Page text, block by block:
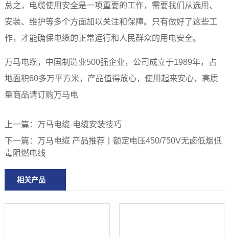
总之，电缆使用安全是一项重要的工作，需要我们从选用、
安装、维护等多个方面加以关注和保障。只有做好了这些工
作，才能确保电缆的正常运行和人民群众的用电安全。
万马电缆，中国制造业500强企业，公司成立于1989年，占
地面积60多万平方米，产品值得放心，使用起来安心，高质
量商品请订购万马电
上一篇：万马电缆-电缆安装技巧
下一篇：万马电缆 产品推荐丨额定电压450/750V无卤低烟低
毒阻燃电线
相关产品